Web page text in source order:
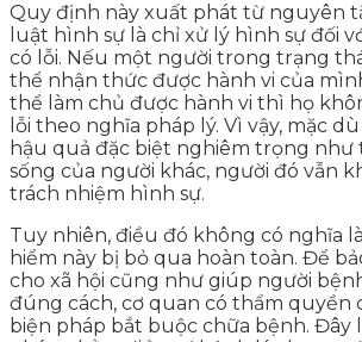
Quy định này xuất phát từ nguyên
luật hình sự là chỉ xử lý hình sự đối
có lỗi. Nếu một người trong trạng
thể nhận thức được hành vi của
thể làm chủ được hành vi thì họ
lỗi theo nghĩa pháp lý. Vì vậy, mặc
hậu quả đặc biệt nghiêm trọng như
sống của người khác, người đó vẫn
trách nhiệm hình sự.
Tuy nhiên, điều đó không có nghĩa
hiểm này bị bỏ qua hoàn toàn. Để
cho xã hội cũng như giúp người
đúng cách, cơ quan có thẩm quyền
biện pháp bắt buộc chữa bệnh. Đây